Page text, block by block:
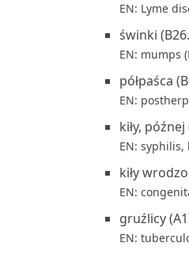
EN: Lyme
świnki
EN: mumps
półpaśca
EN:
kiły, późnej
EN: syphilis,
kiły
EN:
gruźlicy
EN: